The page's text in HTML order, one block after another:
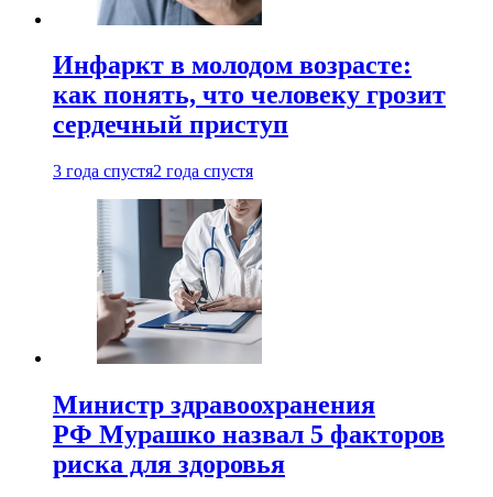
Инфаркт в молодом возрасте:
как понять, что человеку грозит
сердечный приступ
3 года спустя2 года спустя
Министр здравоохранения
РФ Мурашко назвал 5 факторов
риска для здоровья